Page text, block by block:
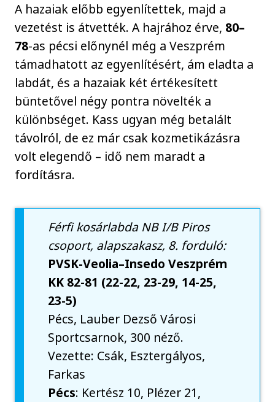
A hazaiak előbb egyenlítettek, majd a
vezetést is átvették. A hajrához érve, 80–
78-as pécsi előnynél még a Veszprém
támadhatott az egyenlítésért, ám eladta a
labdát, és a hazaiak két értékesített
büntetővel négy pontra növelték a
különbséget. Kass ugyan még betalált
távolról, de ez már csak kozmetikázásra
volt elegendő – idő nem maradt a
fordításra.
Férfi kosárlabda NB I/B Piros
csoport, alapszakasz, 8. forduló:
PVSK-Veolia–Insedo Veszprém
KK 82-81 (22-22, 23-29, 14-25,
23-5)
Pécs, Lauber Dezső Városi
Sportcsarnok, 300 néző.
Vezette: Csák, Esztergályos,
Farkas
Pécs: Kertész 10, Plézer 21,